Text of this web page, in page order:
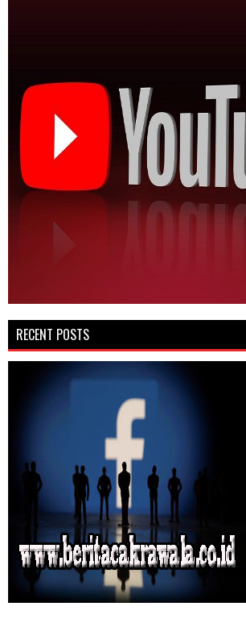
RECENT POSTS